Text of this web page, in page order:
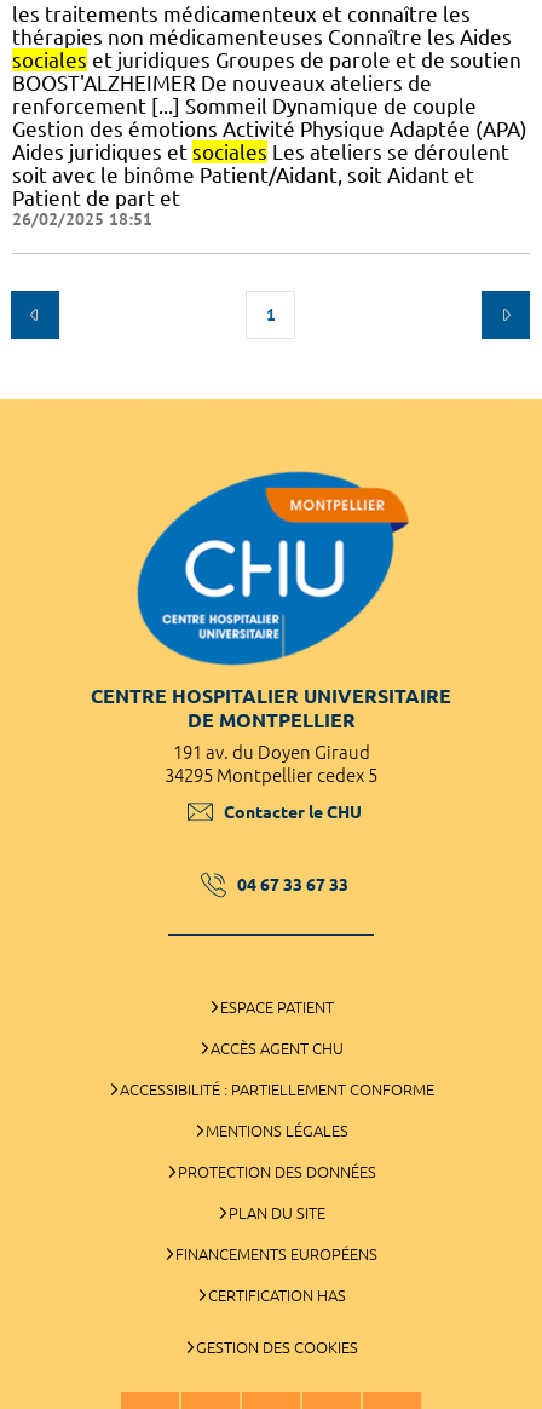
les traitements médicamenteux et connaître les
thérapies non médicamenteuses Connaître les Aides
sociales et juridiques Groupes de parole et de soutien
BOOST'ALZHEIMER De nouveaux ateliers de
renforcement [...] Sommeil Dynamique de couple
Gestion des émotions Activité Physique Adaptée (APA)
Aides juridiques et sociales Les ateliers se déroulent
soit avec le binôme Patient/Aidant, soit Aidant et
Patient de part et
26/02/2025 18:51
1
CENTRE HOSPITALIER UNIVERSITAIRE
DE MONTPELLIER
191 av. du Doyen Giraud
34295 Montpellier cedex 5
Contacter le CHU
04 67 33 67 33
ESPACE PATIENT
ACCÈS AGENT CHU
ACCESSIBILITÉ : PARTIELLEMENT CONFORME
MENTIONS LÉGALES
PROTECTION DES DONNÉES
PLAN DU SITE
FINANCEMENTS EUROPÉENS
CERTIFICATION HAS
GESTION DES COOKIES